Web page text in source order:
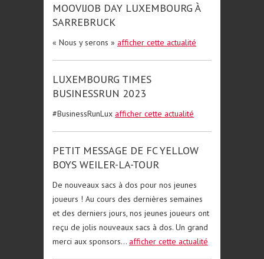
MOOVIJOB DAY LUXEMBOURG À
SARREBRUCK
« Nous y serons » afficher cette actualité
LUXEMBOURG TIMES
BUSINESSRUN 2023
#BusinessRunLux afficher cette actualité
PETIT MESSAGE DE FC YELLOW
BOYS WEILER-LA-TOUR
De nouveaux sacs à dos pour nos jeunes
joueurs ! Au cours des dernières semaines
et des derniers jours, nos jeunes joueurs ont
reçu de jolis nouveaux sacs à dos. Un grand
merci aux sponsors... afficher cette actualité